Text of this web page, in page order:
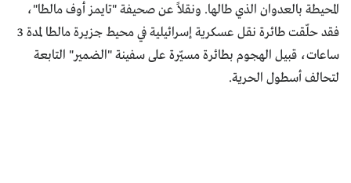
المحيطة بالعدوان الذي طالها. ونقلاً عن صحيفة "تايمز أوف مالطا"،
فقد حلّقت طائرة نقل عسكرية إسرائيلية في محيط جزيرة مالطا لمدة 3
ساعات، قبيل الهجوم بطائرة مسيّرة على سفينة "الضمير" التابعة
لتحالف أسطول الحرية.